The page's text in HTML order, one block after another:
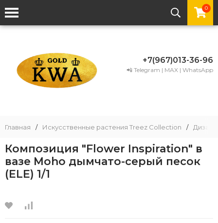
0
+7(967)013-36-96
📲 Telegram | MAX | WhatsApp
Главная / Искусственные растения Treez Collection /
Композиция "Flower Inspiration" в
вазе Moho дымчато-серый песок
(ELE) 1/1